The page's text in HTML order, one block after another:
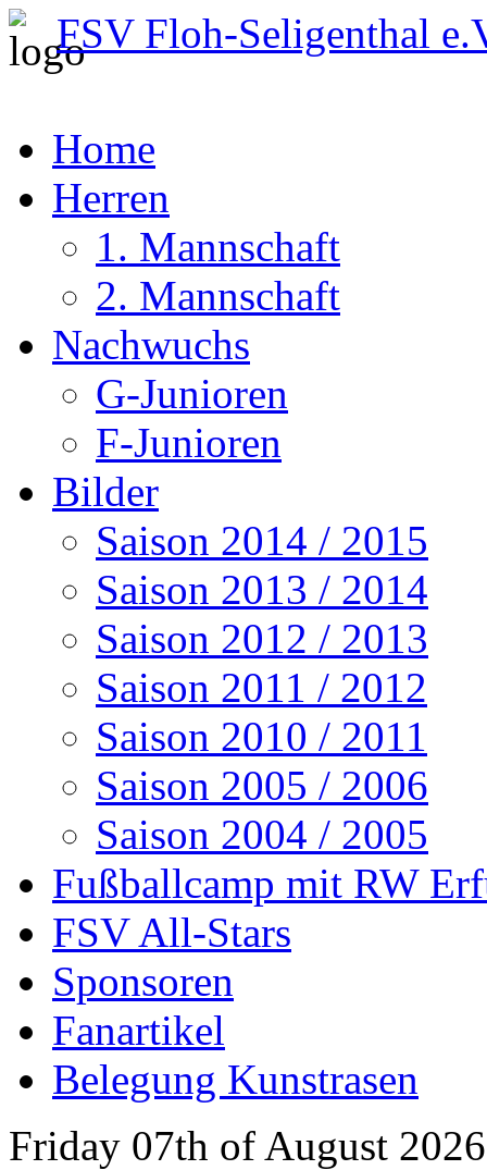
FSV Floh-Seligenthal
Home
Herren
1. Mannschaft
2. Mannschaft
Nachwuchs
G-Junioren
F-Junioren
Bilder
Saison 2014 / 2015
Saison 2013 / 2014
Saison 2012 / 2013
Saison 2011 / 2012
Saison 2010 / 2011
Saison 2005 / 2006
Saison 2004 / 2005
Fußballcamp mit RW
FSV All-Stars
Sponsoren
Fanartikel
Belegung Kunstrasen
Friday 07th of August 2026